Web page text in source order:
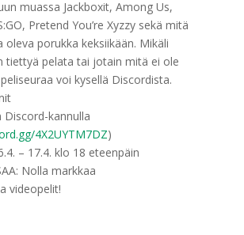
muassa Jackboxit, Among Us,
Pretend You’re Xyzzy sekä mitä
oleva porukka keksiikään. Mikäli
tiettyä pelata tai jotain mitä ei ole
voi kysellä Discordista.
Discord-kannulla
4X2UYTM7DZ)
– 17.4. klo 18 eteenpäin
Nolla markkaa
videopelit!